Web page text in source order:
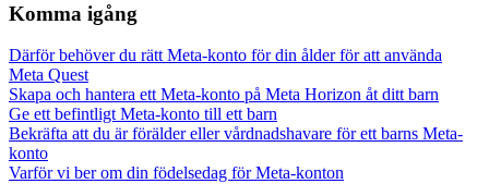
Komma igång
Därför behöver du rätt Meta-konto för din ålder för att använda
Meta Quest
Skapa och hantera ett Meta-konto på Meta Horizon åt ditt barn
Ge ett befintligt Meta-konto till ett barn
Bekräfta att du är förälder eller vårdnadshavare för ett barns Meta-
konto
Varför vi ber om din födelsedag för Meta-konton